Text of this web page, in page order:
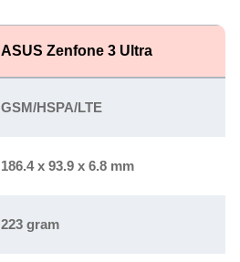
ASUS Zenfone 3 Ultra
GSM/HSPA/LTE
186.4 x 93.9 x 6.8 mm
223 gram